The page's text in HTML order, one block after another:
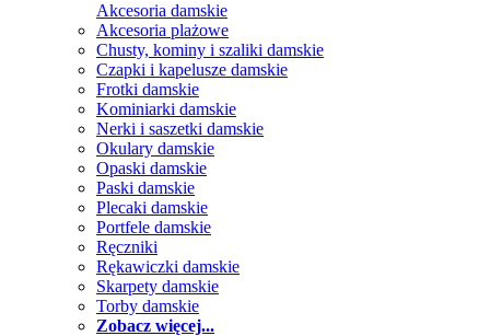
Akcesoria damskie
Akcesoria plażowe
Chusty, kominy i szaliki damskie
Czapki i kapelusze damskie
Frotki damskie
Kominiarki damskie
Nerki i saszetki damskie
Okulary damskie
Opaski damskie
Paski damskie
Plecaki damskie
Portfele damskie
Ręczniki
Rękawiczki damskie
Skarpety damskie
Torby damskie
Zobacz więcej...